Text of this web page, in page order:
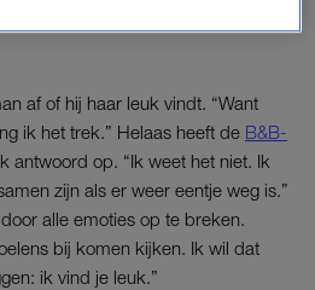
af of hij haar leuk vindt. “Want
ik het trek.” Helaas heeft de B&B-
antwoord op. “Ik weet het niet. Ik
zijn als er weer eentje weg is.”
alle emoties op te breken.
bij komen kijken. Ik wil dat
ik vind je leuk.”